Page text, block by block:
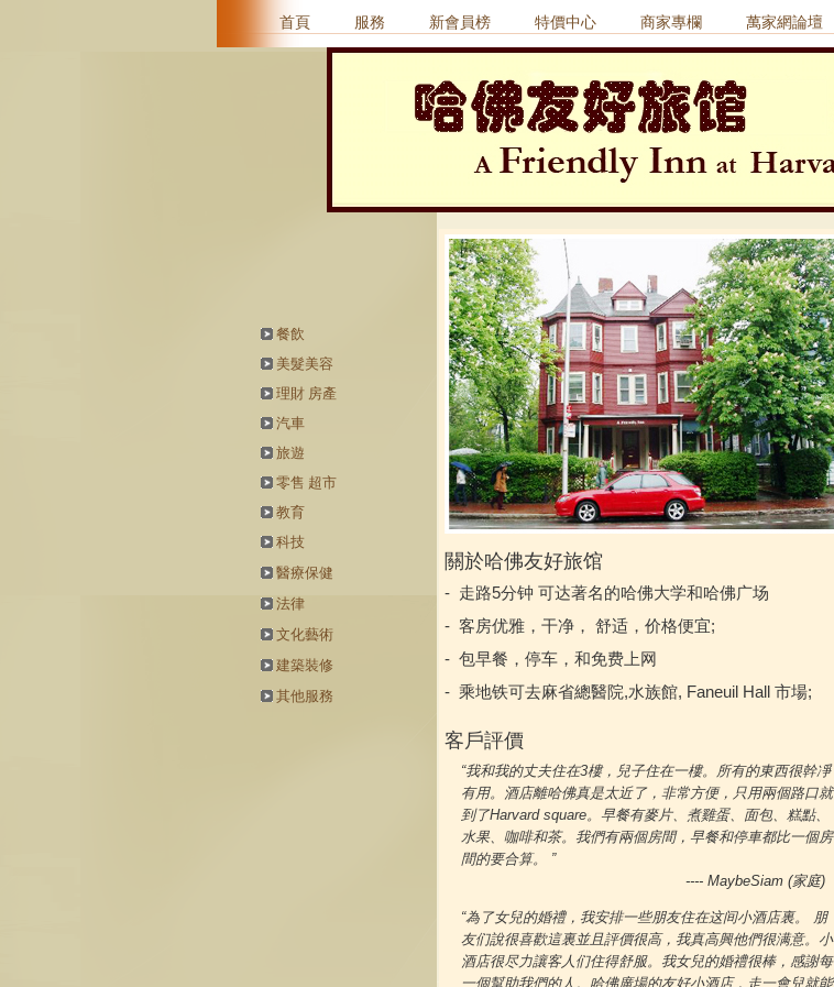
首頁 服務 新會員榜 特價中心 商家專欄 萬家網論壇
餐飲
美髮美容
理財 房產
汽車
旅遊
零售 超市
教育
科技
醫療保健
法律
文化藝術
建築裝修
其他服務
關於哈佛友好旅馆
- 走路5分钟 可达著名的哈佛大学和哈佛广场
- 客房优雅，干净， 舒适，价格便宜;
- 包早餐，停车，和免费上网
- 乘地铁可去麻省總醫院,水族館, Faneuil Hall 市場;
客戶評價
“我和我的丈夫住在3樓，兒子住在一樓。所有的東西很幹凈
有用。酒店離哈佛真是太近了，非常方便，只用兩個路口就
到了Harvard square。早餐有麥片、煮雞蛋、面包、糕點、
水果、咖啡和茶。我們有兩個房間，早餐和停車都比一個房
間的要合算。 ”
---- MaybeSiam (家庭)
“為了女兒的婚禮，我安排一些朋友住在这间小酒店裏。 朋
友们說很喜歡這裏並且評價很高，我真高興他們很满意。小
酒店很尽力讓客人们住得舒服。我女兒的婚禮很棒，感謝每
一個幫助我們的人。哈佛廣場的友好小酒店，走一會兒就能